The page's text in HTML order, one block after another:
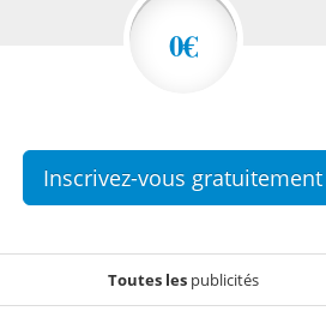
0€
Inscrivez-vous gratuitement
Toutes lespublicités